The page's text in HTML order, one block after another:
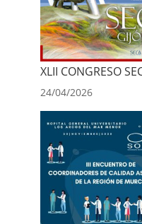
XLII CONGRESO
24/04/2026